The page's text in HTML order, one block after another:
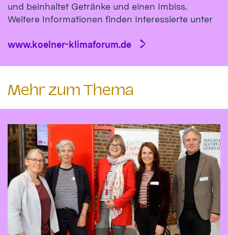
und beinhaltet Getränke und einen Imbiss.
Weitere Informationen finden Interessierte unter
www.koelner-klimaforum.de
Mehr zum Thema